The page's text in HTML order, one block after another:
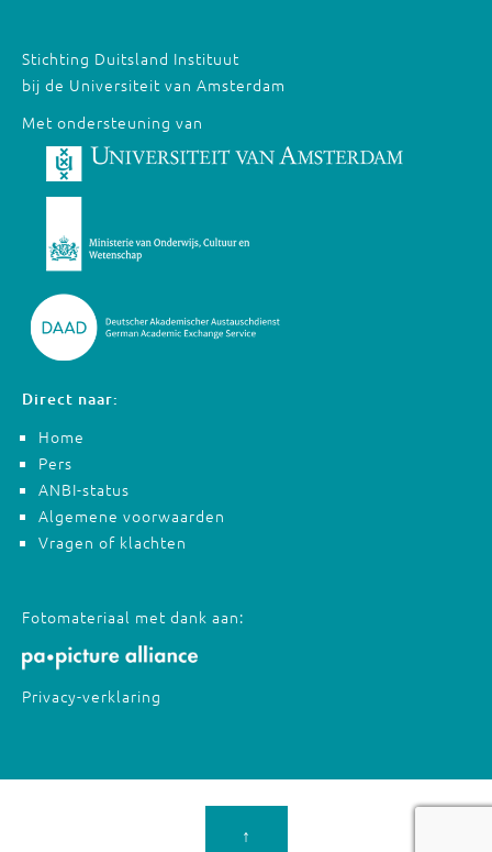
Stichting Duitsland Instituut
bij de Universiteit van Amsterdam
Met ondersteuning van
Direct naar:
Home
Pers
ANBI-status
Algemene voorwaarden
Vragen of klachten
Fotomateriaal met dank aan:
Privacy-verklaring
↑